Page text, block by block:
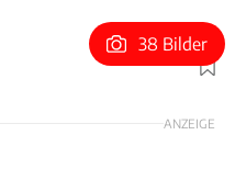
Foto: Stefan Baldauf
38 Bilder
ANZEIGE